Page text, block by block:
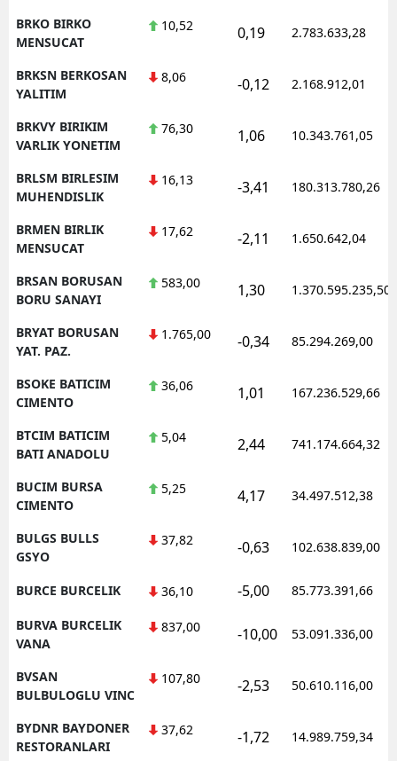
BRKO BIRKO
MENSUCAT
10,52 0,19 2.783.633,28
BRKSN BERKOSAN
YALITIM
8,06 -0,12 2.168.912,01
BRKVY BIRIKIM
VARLIK YONETIM
76,30 1,06 10.343.761,05
BRLSM BIRLESIM
MUHENDISLIK
16,13 -3,41 180.313.780,26
BRMEN BIRLIK
MENSUCAT
17,62 -2,11 1.650.642,04
BRSAN BORUSAN
BORU SANAYI
583,00 1,30 1.370.595.235,50
BRYAT BORUSAN
YAT. PAZ.
1.765,00 -0,34 85.294.269,00
BSOKE BATICIM
CIMENTO
36,06 1,01 167.236.529,66
BTCIM BATICIM
BATI ANADOLU
5,04 2,44 741.174.664,32
BUCIM BURSA
CIMENTO
5,25 4,17 34.497.512,38
BULGS BULLS
GSYO
37,82 -0,63 102.638.839,00
BURCE BURCELIK 36,10 -5,00 85.773.391,66
BURVA BURCELIK
VANA
837,00 -10,00 53.091.336,00
BVSAN
BULBULOGLU VINC
107,80 -2,53 50.610.116,00
BYDNR BAYDONER
RESTORANLARI
37,62 -1,72 14.989.759,34